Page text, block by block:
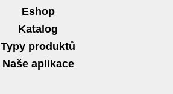
Eshop
Katalog
Typy produktů
Naše aplikace